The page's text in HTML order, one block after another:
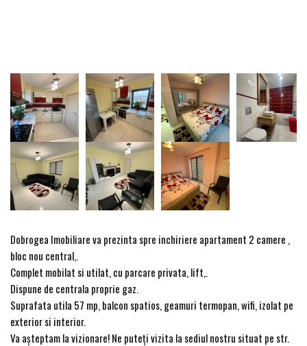
Dobrogea Imobiliare va prezinta spre inchiriere apartament 2 camere ,
bloc nou central,.
Complet mobilat si utilat, cu parcare privata, lift,.
Dispune de centrala proprie gaz.
Suprafata utila 57 mp, balcon spatios, geamuri termopan, wifi, izolat pe
exterior si interior.
Va așteptam la vizionare! Ne puteți vizita la sediul nostru situat pe str.